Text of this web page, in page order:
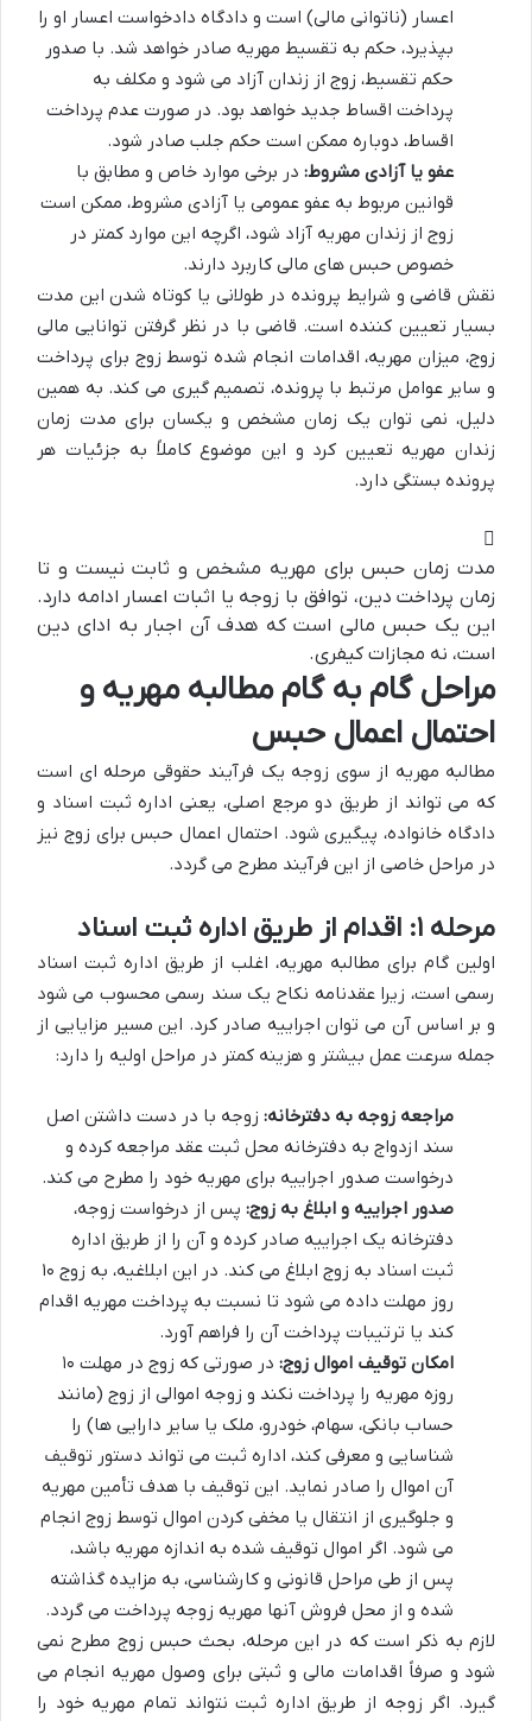
اعسار (ناتوانی مالی) است و دادگاه دادخواست اعسار او را
بپذیرد، حکم به تقسیط مهریه صادر خواهد شد. با صدور
حکم تقسیط، زوج از زندان آزاد می شود و مکلف به
پرداخت اقساط جدید خواهد بود. در صورت عدم پرداخت
اقساط، دوباره ممکن است حکم جلب صادر شود.
عفو یا آزادی مشروط: در برخی موارد خاص و مطابق با
قوانین مربوط به عفو عمومی یا آزادی مشروط، ممکن است
زوج از زندان مهریه آزاد شود، اگرچه این موارد کمتر در
خصوص حبس های مالی کاربرد دارند.
نقش قاضی و شرایط پرونده در طولانی یا کوتاه شدن این مدت
بسیار تعیین کننده است. قاضی با در نظر گرفتن توانایی مالی
زوج، میزان مهریه، اقدامات انجام شده توسط زوج برای پرداخت
و سایر عوامل مرتبط با پرونده، تصمیم گیری می کند. به همین
دلیل، نمی توان یک زمان مشخص و یکسان برای مدت زمان
زندان مهریه تعیین کرد و این موضوع کاملاً به جزئیات هر
پرونده بستگی دارد.
مدت زمان حبس برای مهریه مشخص و ثابت نیست و تا
زمان پرداخت دین، توافق با زوجه یا اثبات اعسار ادامه دارد.
این یک حبس مالی است که هدف آن اجبار به ادای دین
است، نه مجازات کیفری.
مراحل گام به گام مطالبه مهریه و
احتمال اعمال حبس
مطالبه مهریه از سوی زوجه یک فرآیند حقوقی مرحله ای است
که می تواند از طریق دو مرجع اصلی، یعنی اداره ثبت اسناد و
دادگاه خانواده، پیگیری شود. احتمال اعمال حبس برای زوج نیز
در مراحل خاصی از این فرآیند مطرح می گردد.
مرحله ۱: اقدام از طریق اداره ثبت اسناد
اولین گام برای مطالبه مهریه، اغلب از طریق اداره ثبت اسناد
رسمی است، زیرا عقدنامه نکاح یک سند رسمی محسوب می شود
و بر اساس آن می توان اجراییه صادر کرد. این مسیر مزایایی از
جمله سرعت عمل بیشتر و هزینه کمتر در مراحل اولیه را دارد:
مراجعه زوجه به دفترخانه: زوجه با در دست داشتن اصل
سند ازدواج به دفترخانه محل ثبت عقد مراجعه کرده و
درخواست صدور اجراییه برای مهریه خود را مطرح می کند.
صدور اجراییه و ابلاغ به زوج: پس از درخواست زوجه،
دفترخانه یک اجراییه صادر کرده و آن را از طریق اداره
ثبت اسناد به زوج ابلاغ می کند. در این ابلاغیه، به زوج ۱۰
روز مهلت داده می شود تا نسبت به پرداخت مهریه اقدام
کند یا ترتیبات پرداخت آن را فراهم آورد.
امکان توقیف اموال زوج:
در صورتی که زوج در مهلت ۱۰
روزه مهریه را پرداخت نکند و زوجه اموالی از زوج (مانند
حساب بانکی، سهام، خودرو، ملک یا سایر دارایی ها) را
شناسایی و معرفی کند، اداره ثبت می تواند دستور توقیف
آن اموال را صادر نماید. این توقیف با هدف تأمین مهریه
و جلوگیری از انتقال یا مخفی کردن اموال توسط زوج انجام
می شود. اگر اموال توقیف شده به اندازه مهریه باشد،
پس از طی مراحل قانونی و کارشناسی، به مزایده گذاشته
شده و از محل فروش آنها مهریه زوجه پرداخت می گردد.
لازم به ذکر است که در این مرحله، بحث حبس زوج مطرح نمی
شود و صرفاً اقدامات مالی و ثبتی برای وصول مهریه انجام می
گیرد. اگر زوجه از طریق اداره ثبت نتواند تمام مهریه خود را